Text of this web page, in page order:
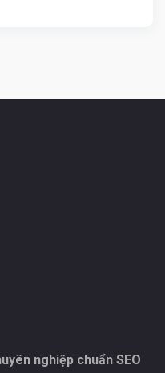
nghiệp chuẩn SEO